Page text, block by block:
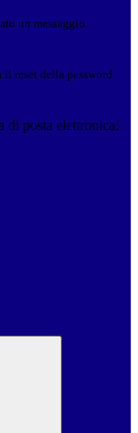
un messaggio
reset della password
di posta elettronica!